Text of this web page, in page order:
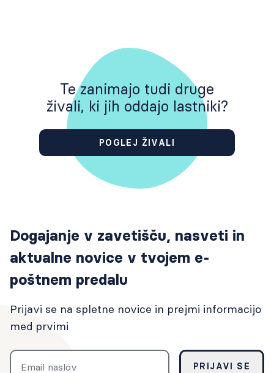
Te zanimajo tudi druge
živali, ki jih oddajo lastniki?
POGLEJ ŽIVALI
Dogajanje v zavetišču, nasveti in
aktualne novice v tvojem e-
poštnem predalu
Prijavi se na spletne novice in prejmi informacijo
med prvimi
Email
PRIJAVI SE